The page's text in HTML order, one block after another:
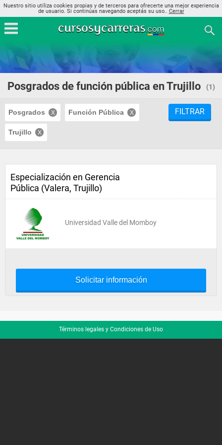
Nuestro sitio utiliza cookies propias y de terceros para ofrecerte una mejor experiencia
de usuario. Si continúas navegando aceptás su uso.. Cerrar
Posgrados de función pública en Trujillo (1)
Posgrados Función Pública
Trujillo
FILTRAR
Especialización en Gerencia
Pública (Valera, Trujillo)
Universidad Valle del Momboy
Solicitar información
Términos legales y Condiciones de Uso